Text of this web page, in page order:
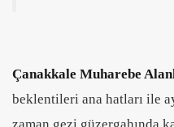
Çanakkale Muharebe
beklentileri ana hatları ile